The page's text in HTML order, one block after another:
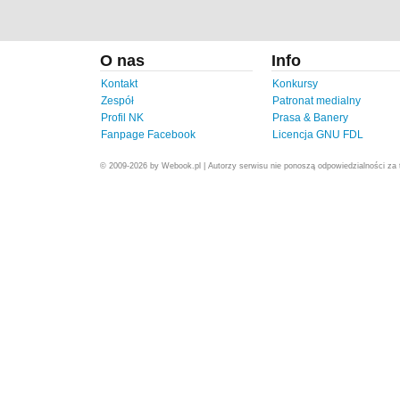
O nas
Kontakt
Zespół
Profil NK
Fanpage Facebook
Info
Konkursy
Patronat medialny
Prasa & Banery
Licencja GNU FDL
© 2009-2026 by Webook.pl | Autorzy serwisu nie ponoszą odpowiedzialności